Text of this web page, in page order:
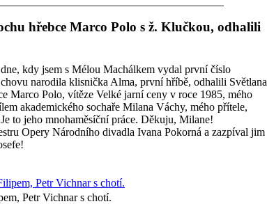
hřebce Marco Polo s ž. Klučkou, odhalili
kdy jsem s Mélou Machálkem vydal první číslo
narodila klisnička Alma, první hříbě, odhalili Světlana
Marco Polo, vítěze Velké jarní ceny v roce 1985, mého
akademického sochaře Milana Váchy, mého přítele,
to jeho mnohaměsíční práce. Děkuju, Milane!
Opery Národního divadla Ivana Pokorná a zazpíval jim
Petr Vichnar s chotí.